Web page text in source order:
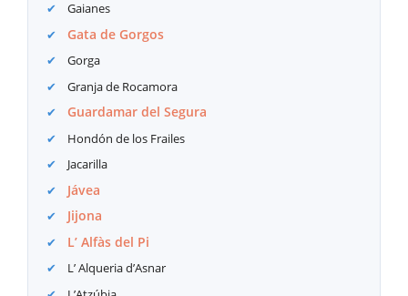
Gaianes
Gata de Gorgos
Gorga
Granja de Rocamora
Guardamar del Segura
Hondón de los Frailes
Jacarilla
Jávea
Jijona
L’ Alfàs del Pi
L’ Alqueria d’Asnar